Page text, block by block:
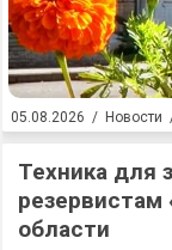
05.08.2026 / Новости
Техника для
области